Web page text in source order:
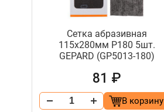
Сетка абразивная
115х280мм Р180 5шт.
GEPARD (GP5013-180)
81 ₽
В корзину